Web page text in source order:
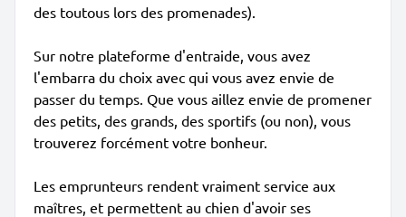
des toutous lors des promenades).
Sur notre plateforme d'entraide, vous avez
l'embarra du choix avec qui vous avez envie de
passer du temps. Que vous aillez envie de promener
des petits, des grands, des sportifs (ou non), vous
trouverez forcément votre bonheur.
Les emprunteurs rendent vraiment service aux
maîtres, et permettent au chien d'avoir ses